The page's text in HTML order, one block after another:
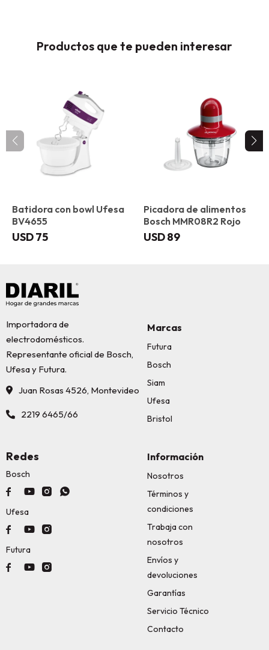
Productos que te pueden interesar
Batidora con bowl Ufesa
BV4655
USD75
Picadora de alimentos
Bosch MMR08R2 Rojo
USD89
Importadora de
electrodomésticos.
Representante oficial de Bosch,
Ufesa y Futura.
Juan Rosas 4526, Montevideo
2219 6465/66
Marcas
Futura
Bosch
Siam
Ufesa
Bristol
Información
Nosotros
Términos y
condiciones
Trabaja con
nosotros
Envíos y
devoluciones
Garantías
Servicio Técnico
Contacto
Redes
Bosch
   
Ufesa
  
Futura
  